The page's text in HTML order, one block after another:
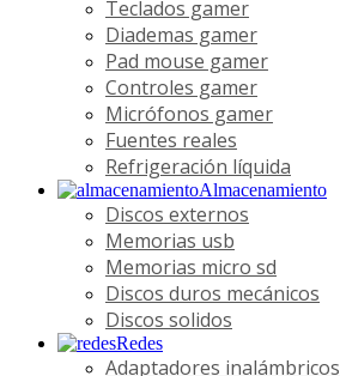
Teclados gamer
Diademas gamer
Pad mouse gamer
Controles gamer
Micrófonos gamer
Fuentes reales
Refrigeración líquida
Almacenamiento
Discos externos
Memorias usb
Memorias micro sd
Discos duros mecánicos
Discos solidos
Redes
Adaptadores inalámbricos